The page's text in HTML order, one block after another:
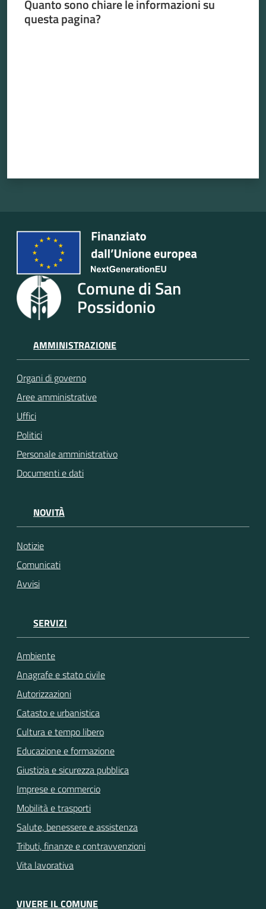
Quanto sono chiare le informazioni su
questa pagina?
Comune di San
Possidonio
AMMINISTRAZIONE
Organi di governo
Aree amministrative
Uffici
Politici
Personale amministrativo
Documenti e dati
NOVITÀ
Notizie
Comunicati
Avvisi
SERVIZI
Ambiente
Anagrafe e stato civile
Autorizzazioni
Catasto e urbanistica
Cultura e tempo libero
Educazione e formazione
Giustizia e sicurezza pubblica
Imprese e commercio
Mobilità e trasporti
Salute, benessere e assistenza
Tributi, finanze e contravvenzioni
Vita lavorativa
VIVERE IL COMUNE